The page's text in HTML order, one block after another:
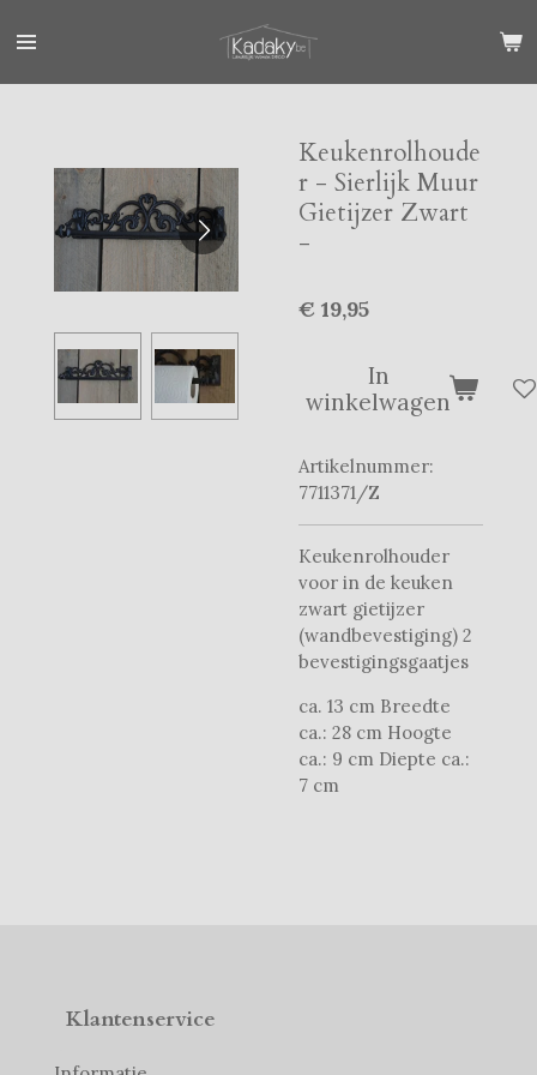
direct
Keukenrolhoude
r - Sierlijk Muur
Gietijzer Zwart
-
€ 19,95
In
winkelwagen
Artikelnummer:
7711371/Z
Keukenrolhouder
voor in de keuken
zwart gietijzer
(wandbevestiging) 2
bevestigingsgaatjes
ca. 13 cm Breedte
ca.: 28 cm Hoogte
ca.: 9 cm Diepte ca.:
7 cm
Klantenservice